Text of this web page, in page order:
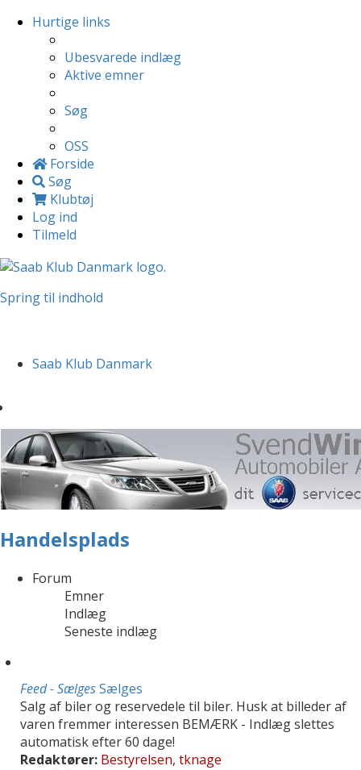
Hurtige links
Ubesvarede indlæg
Aktive emner
Søg
OSS
Forside
Søg
Klubtøj
Log ind
Tilmeld
Spring til indhold
Saab Klub Danmark
Handelsplads
Forum
Emner
Indlæg
Seneste indlæg
Feed - SælgesSælges
Salg af biler og reservedele til biler. Husk at billeder af
varen fremmer interessen BEMÆRK - Indlæg slettes
automatisk efter 60 dage!
Redaktører: Bestyrelsen, tknage